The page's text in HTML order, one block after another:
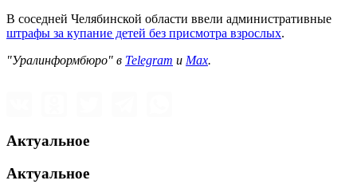
В соседней Челябинской области ввели административные
штрафы за купание детей без присмотра взрослых.
"Уралинформбюро" в Telegram и Max.
Актуальное
Актуальное